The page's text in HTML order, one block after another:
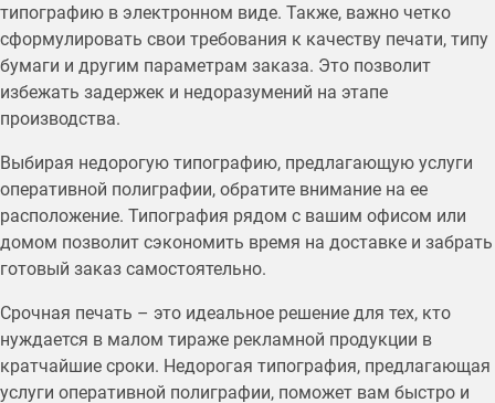
типографию в электронном виде. Также, важно четко
сформулировать свои требования к качеству печати, типу
бумаги и другим параметрам заказа. Это позволит
избежать задержек и недоразумений на этапе
производства.
Выбирая недорогую типографию, предлагающую услуги
оперативной полиграфии, обратите внимание на ее
расположение. Типография рядом с вашим офисом или
домом позволит сэкономить время на доставке и забрать
готовый заказ самостоятельно.
Срочная печать – это идеальное решение для тех, кто
нуждается в малом тираже рекламной продукции в
кратчайшие сроки. Недорогая типография, предлагающая
услуги оперативной полиграфии, поможет вам быстро и